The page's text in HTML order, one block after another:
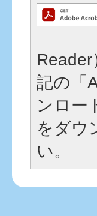
記の「
ンロー
をダウ
い。